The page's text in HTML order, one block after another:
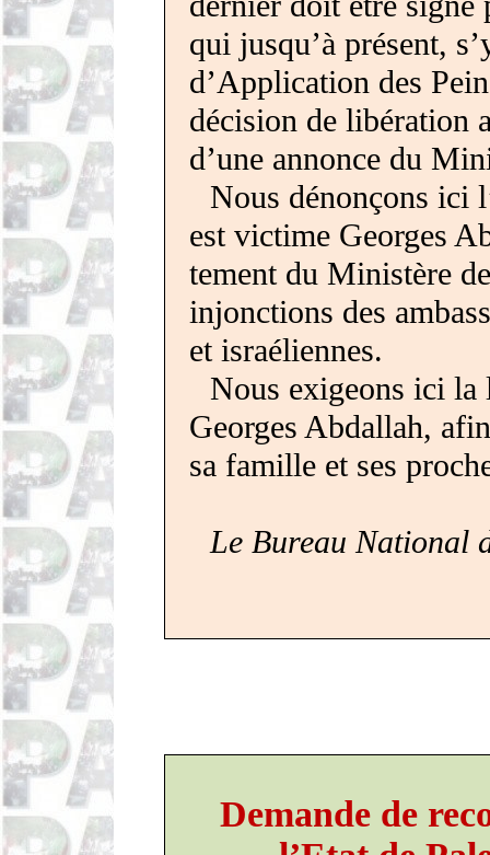
qui jusqu’à présent,
d’Application des
décision delibé­ration
d’une annonce du
Nous dénonçons ici
est victime Georges
tementdu Ministère
injonc­tions des
et israéliennes.
Nous exi­geons ici la
Georges Abdallah,
sa famille et ses
Le Bureau National
Demande de